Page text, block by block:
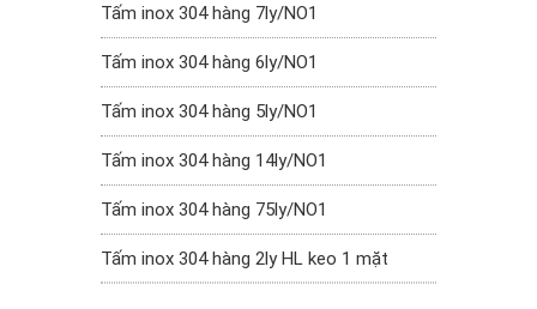
Tấm inox 304 hàng 7ly/NO1
Tấm inox 304 hàng 6ly/NO1
Tấm inox 304 hàng 5ly/NO1
Tấm inox 304 hàng 14ly/NO1
Tấm inox 304 hàng 75ly/NO1
Tấm inox 304 hàng 2ly HL keo 1 mặt